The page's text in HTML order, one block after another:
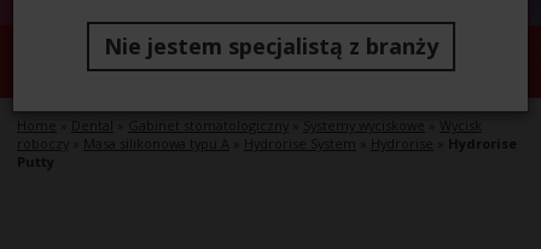
Hydrorise Putty
Home Gabinet stomatologiczny Systemy wyciskowe
roboczy
Masa silikonowa typu A Hydrorise System Hydrorise
Hydrorise
Putty
Nie jestem specjalistą z branży